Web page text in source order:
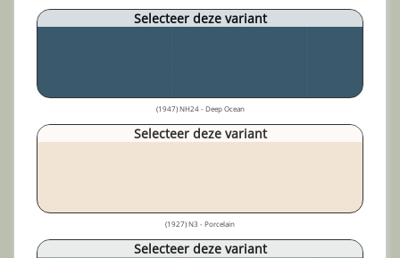
Selecteer deze variant
(1947) NH24 - Deep Ocean
Selecteer deze variant
(1927) N3 - Porcelain
Selecteer deze variant